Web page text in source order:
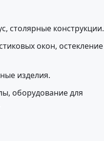
столярные конструкции.
окон, остекление
изделия.
оборудование для